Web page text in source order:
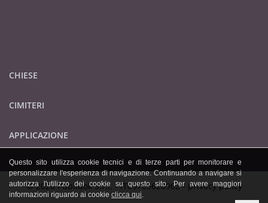
CHIESE
CIMITERI
APPLICAZIONE
© 2026 Publidok S.r.l. - IT09705620962 - privacy policy
Questo sito utilizza cookie tecnici e di terze parti per monitorare e
personalizzare l'esperienza di navigazione. Continuando a navigare si
autorizza l'utilizzo dei cookie su questo sito. Per avere maggiori
informazioni riguardo ai cookie clicca qui.